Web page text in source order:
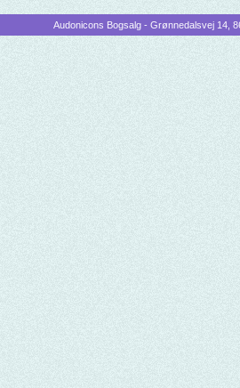
Audonicons Bogsalg - Grønnedalsvej 14,